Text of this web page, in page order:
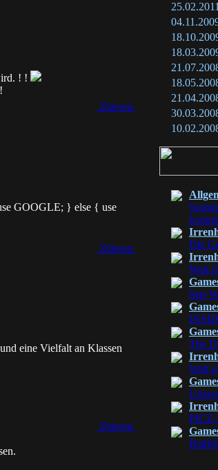
! !
Zitieren
GOOGLE; } else { use
Zitieren
eine Vielfalt an Klassen
Zitieren
Die
Watt
Star
The
Watt